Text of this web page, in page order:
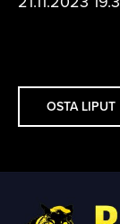
OSTA LIPUT